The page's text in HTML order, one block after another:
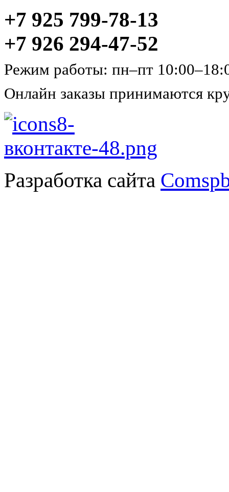
+7 925 799-78-13
+7 926 294-47-52
Режим работы: пн–пт
Онлайн заказы принимаются
Разработка сайта